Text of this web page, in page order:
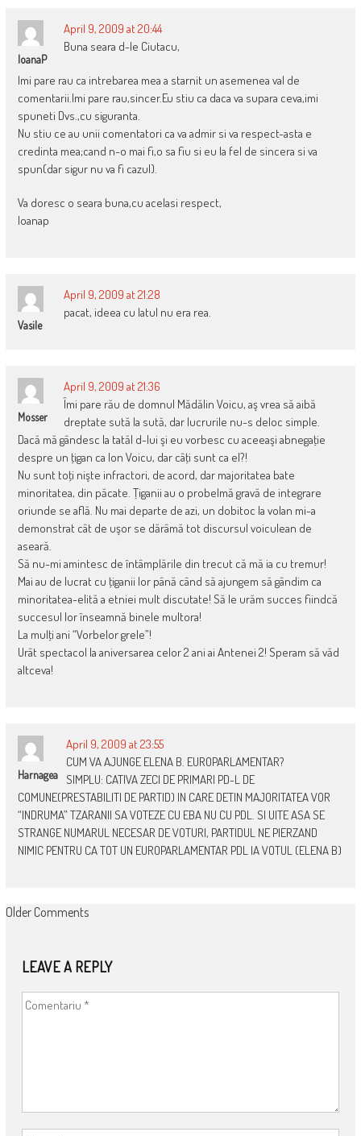
IoanaP
April 9, 2009 at 20:44
Buna seara d-le Ciutacu,
Imi pare rau ca intrebarea mea a starnit un asemenea val de
comentarii.Imi pare rau,sincer.Eu stiu ca daca va supara ceva,imi
spuneti Dvs.,cu siguranta.
Nu stiu ce au unii comentatori ca va admir si va respect-asta e
credinta mea;cand n-o mai fi,o sa fiu si eu la fel de sincera si va
spun(dar sigur nu va fi cazul).
Va doresc o seara buna,cu acelasi respect,
Ioanap
Vasile
April 9, 2009 at 21:28
pacat, ideea cu latul nu era rea.
Mosser
April 9, 2009 at 21:36
Îmi pare rău de domnul Mădălin Voicu, aş vrea să aibă
dreptate sută la sută, dar lucrurile nu-s deloc simple.
Dacă mă gândesc la tatăl d-lui şi eu vorbesc cu aceeaşi abnegaţie
despre un ţigan ca Ion Voicu, dar câţi sunt ca el?!
Nu sunt toţi nişte infractori, de acord, dar majoritatea bate
minoritatea, din păcate. Ţiganii au o probelmă gravă de integrare
oriunde se află. Nu mai departe de azi, un dobitoc la volan mi-a
demonstrat cât de uşor se dărâmă tot discursul voiculean de
aseară.
Să nu-mi amintesc de întâmplările din trecut că mă ia cu tremur!
Mai au de lucrat cu ţiganii lor până când să ajungem să gândim ca
minoritatea-elită a etniei mult discutate! Să le urăm succes fiindcă
succesul lor înseamnă binele multora!
La mulţi ani “Vorbelor grele”!
Urât spectacol la aniversarea celor 2 ani ai Antenei 2! Speram să văd
altceva!
Harnagea
April 9, 2009 at 23:55
CUM VA AJUNGE ELENA B. EUROPARLAMENTAR?
SIMPLU: CATIVA ZECI DE PRIMARI PD-L DE
COMUNE(PRESTABILITI DE PARTID) IN CARE DETIN MAJORITATEA VOR
“INDRUMA” TZARANII SA VOTEZE CU EBA NU CU PDL. SI UITE ASA SE
STRANGE NUMARUL NECESAR DE VOTURI, PARTIDUL NE PIERZAND
NIMIC PENTRU CA TOT UN EUROPARLAMENTAR PDL IA VOTUL (ELENA B)
COMMENT
Older Comments
LEAVE A REPLY